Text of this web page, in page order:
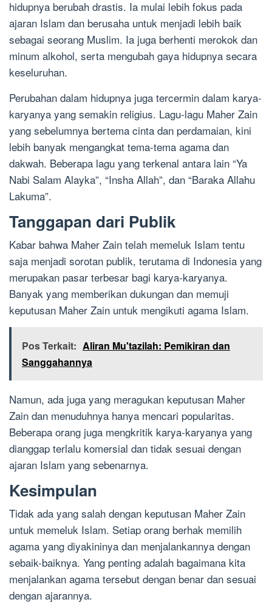
hidupnya berubah drastis. Ia mulai lebih fokus pada
ajaran Islam dan berusaha untuk menjadi lebih baik
sebagai seorang Muslim. Ia juga berhenti merokok dan
minum alkohol, serta mengubah gaya hidupnya secara
keseluruhan.
Perubahan dalam hidupnya juga tercermin dalam karya-
karyanya yang semakin religius. Lagu-lagu Maher Zain
yang sebelumnya bertema cinta dan perdamaian, kini
lebih banyak mengangkat tema-tema agama dan
dakwah. Beberapa lagu yang terkenal antara lain “Ya
Nabi Salam Alayka”, “Insha Allah”, dan “Baraka Allahu
Lakuma”.
Tanggapan dari Publik
Kabar bahwa Maher Zain telah memeluk Islam tentu
saja menjadi sorotan publik, terutama di Indonesia yang
merupakan pasar terbesar bagi karya-karyanya.
Banyak yang memberikan dukungan dan memuji
keputusan Maher Zain untuk mengikuti agama Islam.
Pos Terkait: Aliran Mu'tazilah: Pemikiran dan
Sanggahannya
Namun, ada juga yang meragukan keputusan Maher
Zain dan menuduhnya hanya mencari popularitas.
Beberapa orang juga mengkritik karya-karyanya yang
dianggap terlalu komersial dan tidak sesuai dengan
ajaran Islam yang sebenarnya.
Kesimpulan
Tidak ada yang salah dengan keputusan Maher Zain
untuk memeluk Islam. Setiap orang berhak memilih
agama yang diyakininya dan menjalankannya dengan
sebaik-baiknya. Yang penting adalah bagaimana kita
menjalankan agama tersebut dengan benar dan sesuai
dengan ajarannya.